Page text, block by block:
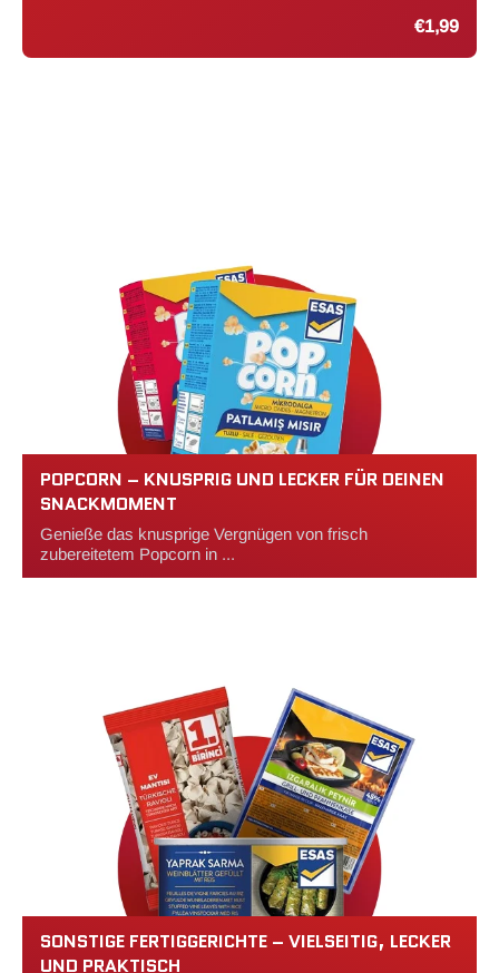
€1,99
POPCORN – KNUSPRIG UND LECKER FÜR DEINEN
SNACKMOMENT
Genieße das knusprige Vergnügen von frisch
zubereitetem Popcorn in ...
SONSTIGE FERTIGGERICHTE – VIELSEITIG, LECKER
UND PRAKTISCH